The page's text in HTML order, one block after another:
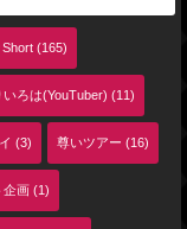
(165)
いろは(YouTuber) (11)
(3) 尊いツアー (16)
企画 (1)